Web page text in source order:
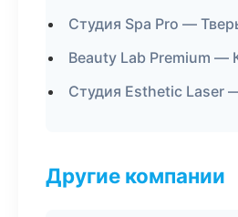
Студия Spa Pro —
Beauty Lab Premium —
Студия Esthetic Laser
Другие компании